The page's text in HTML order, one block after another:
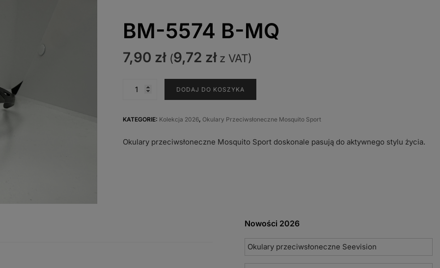
BM-5574 B-MQ
7,90 zł (9,72 złz VAT)
B-
DODAJ DO KOSZYKA
KATEGORIE: Kolekcja 2026, Okulary Przeciwsłoneczne Mosquito Sport
Okulary przeciwsłoneczne Mosquito Sport doskonale pasują do aktywnego stylu życia.
Nowości 2026
Okulary przeciwsłoneczne Seevision